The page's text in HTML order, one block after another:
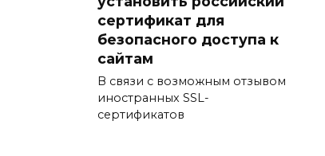
сертификат для
безопасного доступа к
сайтам
В связи с возможным отзывом
иностранных SSL-
сертификатов